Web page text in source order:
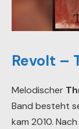
Revolt –
Melodischer
Band besteht
kam 2010.